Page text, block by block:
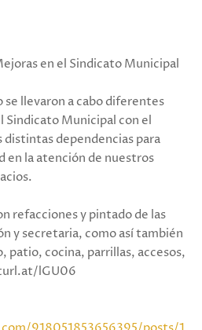
en el Sindicato Municipal
se llevaron a cabo diferentes
Sindicato Municipal con el
dependencias para
en la atención de nuestros
refacciones y pintado de las
y secretaria, como así también
patio, cocina, parrillas, accesos,
lGU06